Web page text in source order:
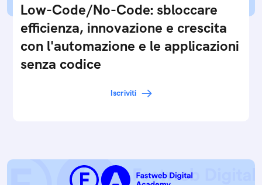
Low-Code/No-Code: sbloccare
efficienza, innovazione e crescita
con l'automazione e le applicazioni
senza codice
Iscriviti